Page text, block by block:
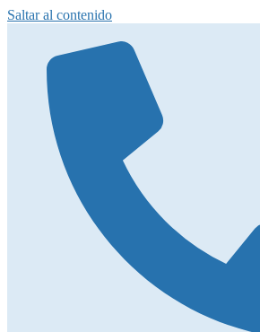
Saltar al contenido